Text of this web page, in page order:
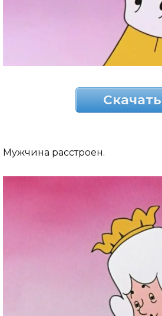
Скачать
Мужчина расстроен.